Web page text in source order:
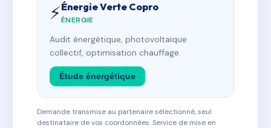
⚡Énergie Verte Copro
ÉNERGIE
Audit énergétique, photovoltaïque
collectif, optimisation chauffage.
Étude énergétique
Demande transmise au partenaire sélectionné, seul
destinataire de vos coordonnées. Service de mise en